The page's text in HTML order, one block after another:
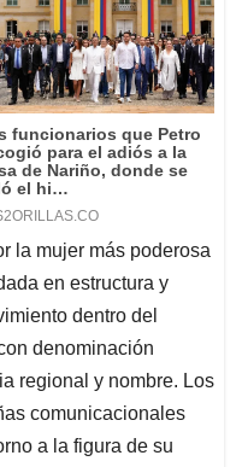
la mujer más poderosa
en estructura y
dentro del
denominación
regional y nombre. Los
comunicacionales
a la figura de su